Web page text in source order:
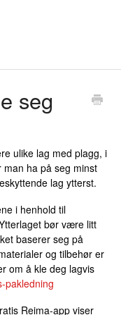
seg
ulike lag med plagg, i
ha på seg minst
lag ytterst.
i henhold til
bør være litt
baserer seg på
og tilbehør er
om å kle deg lagvis
pakledning
Reima-app viser